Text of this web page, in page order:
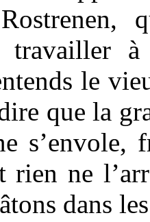
travailler à
le
que la
rien ne
dans